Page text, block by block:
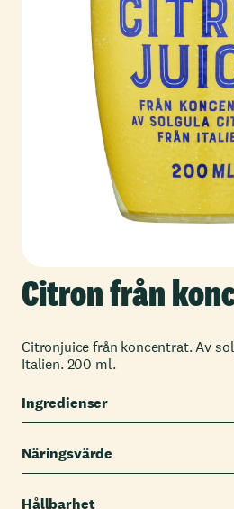
Citron från
Citronjuice från koncentrat. Av
Italien. 200 ml.
Ingredienser
Näringsvärde
Hållbarhet